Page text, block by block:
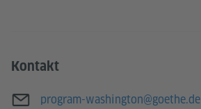
Kontakt
E-Mail
program-washington@goethe.de